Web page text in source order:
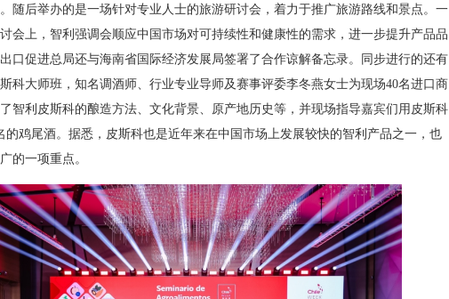
随后举办的是一场针对专业人士的旅游研讨会，着力于推广旅游路线和景点。一
会上，智利强调会顺应中国市场对可持续性和健康性的需求，进一步提升产品品
口促进总局还与海南省国际经济发展局签署了合作谅解备忘录。同步进行的还有
科大师班，知名调酒师、行业专业导师及赛事评委李冬燕女士为现场40名进口商
智利皮斯科的酿造方法、文化背景、原产地历史等，并现场指导嘉宾们用皮斯科
的鸡尾酒。据悉，皮斯科也是近年来在中国市场上发展较快的智利产品之一，也
的一项重点。